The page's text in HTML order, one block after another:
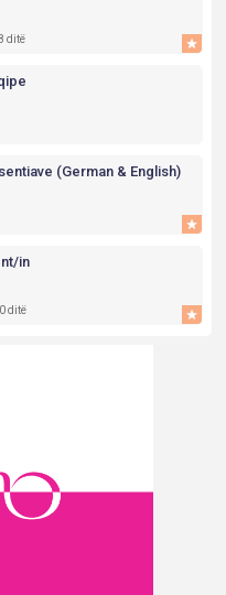
ditë
(German & English)
in
ditë